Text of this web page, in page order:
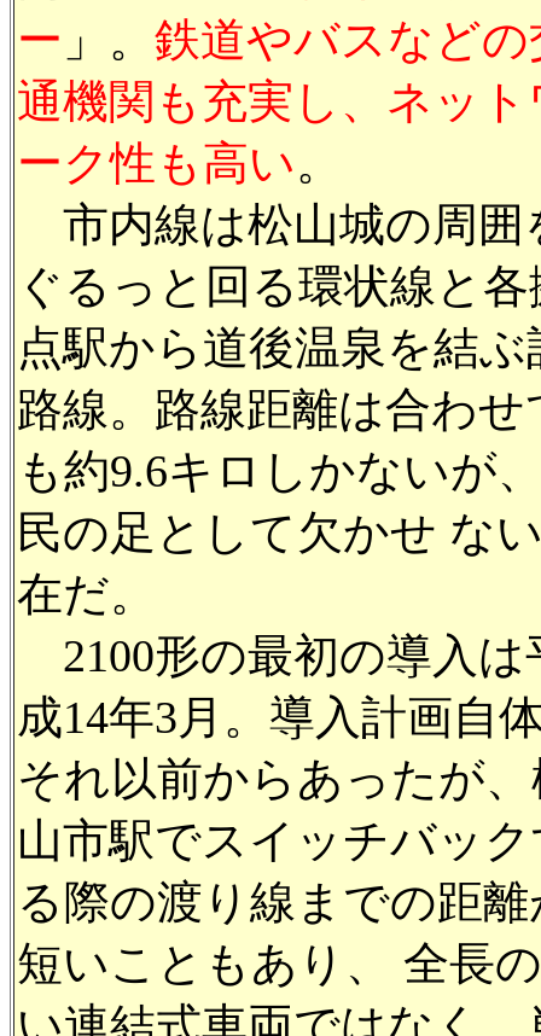
ー 」。 鉄道やバスなどの
通機関も充実し、ネット
ーク性も高い。
市内線は松山城の周囲
ぐるっと回る環状線と各
点駅から道後温泉を結ぶ
路線。路線距離は合わせ
も約9.6キロしかないが
民の足として欠かせ な
在だ。
2100形の最初の導入は
成14年3月。導入計画自
それ以前からあったが、
山市駅でスイッチバッ
る際の渡り線までの距離
短いこともあり、 全長
い連結式車両ではなく、